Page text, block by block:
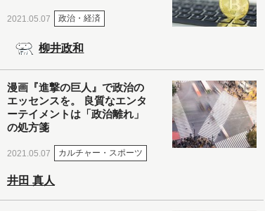
2021.05.07 政治・経済
柳井政和
漫画『進撃の巨人』で政治の
エッセンスを。 良質なエンタ
ーテイメントは「政治離れ」
の処方箋
2021.05.07 カルチャー・スポーツ
井田 真人